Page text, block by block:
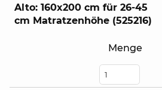
Alto: 160x200 cm für 26-45
cm Matratzenhöhe (525216)
Menge